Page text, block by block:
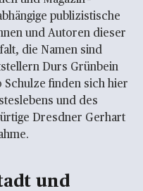
publizistische
und Autoren dieser
die Namen sind
Durs Grünbein
Schulze finden sich hier
und des
Dresdner Gerhart
und